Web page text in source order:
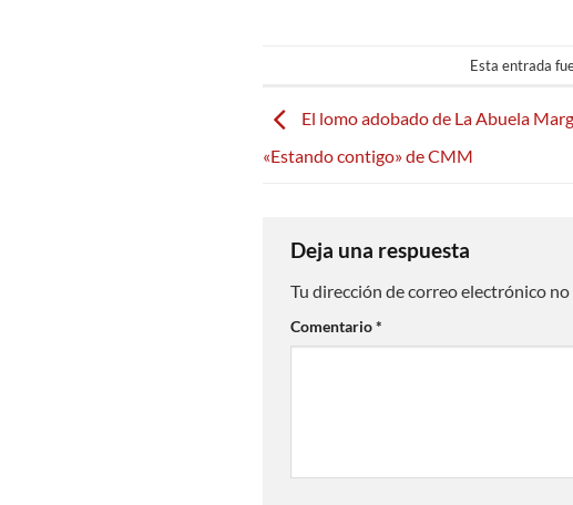
Esta entrada
El lomo adobado de La Abuela
«Estando contigo» de CMM
Deja una respuesta
Tu dirección de correo electrónico
Comentario*